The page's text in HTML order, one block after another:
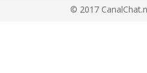
© 2017